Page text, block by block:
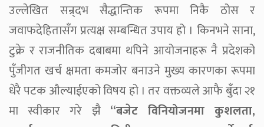
उल्लेखित सन्र्दभ सैद्धान्तिक रूपमा निकै ठोस र
जवाफदेहितासँग प्रत्यक्ष सम्बन्धित उपाय हो । किनभने साना,
टुक्रे र राजनीतिक दबाबमा थपिने आयोजनाहरू नै प्रदेशको
पुँजीगत खर्च क्षमता कमजोर बनाउने मुख्य कारणका रूपमा
धेरै पटक औल्याईएको विषय हो । तर वक्तव्यले आफै बुँदा २१
मा स्वीकार गरे झै “बजेट विनियोजनमा कुशलता,